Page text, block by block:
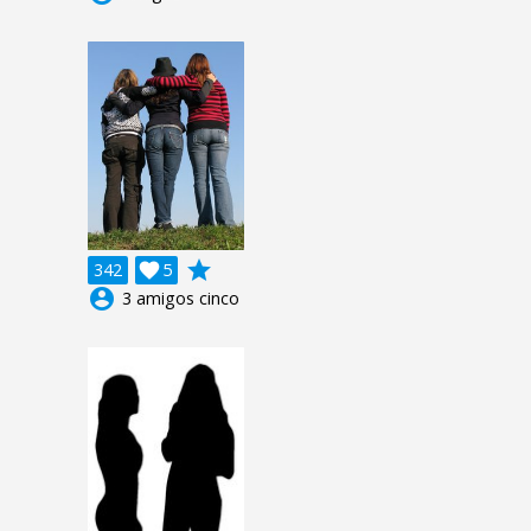
342 5

grade
account_circle 3 amigos cinco